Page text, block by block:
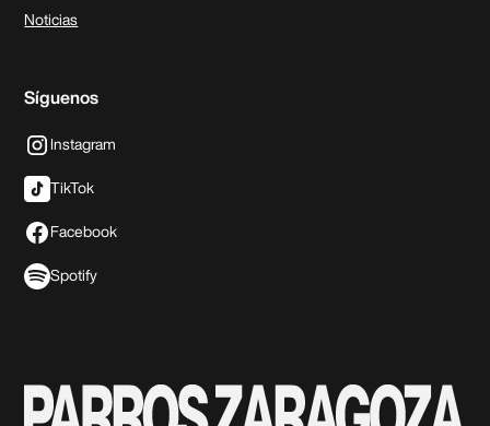
Noticias
Síguenos
Instagram
TikTok
Facebook
Spotify